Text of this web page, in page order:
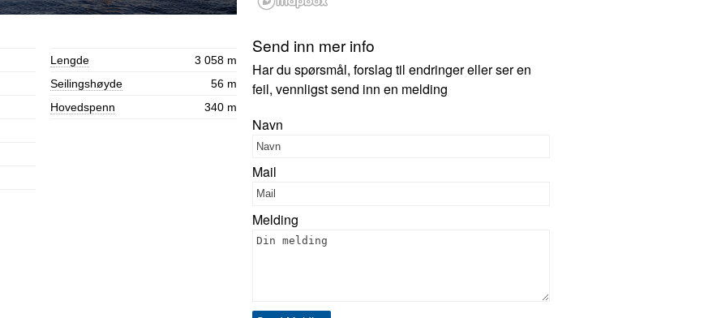
Lengde
3 058 m
Seilingshøyde
56 m
Hovedspenn
340 m
Send inn mer info
Har du spørsmål, forslag til endringer eller ser en
feil, vennligst send inn en melding
Navn
Mail
Melding